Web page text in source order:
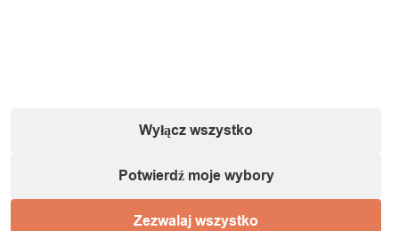
Wyłącz wszystko
Potwierdź moje wybory
Zezwalaj wszystko